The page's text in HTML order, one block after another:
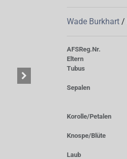
Wade Burkhart /
AFSReg.Nr.
Eltern
Tubus
Sepalen
Korolle/Petalen
Knospe/Blüte
Laub